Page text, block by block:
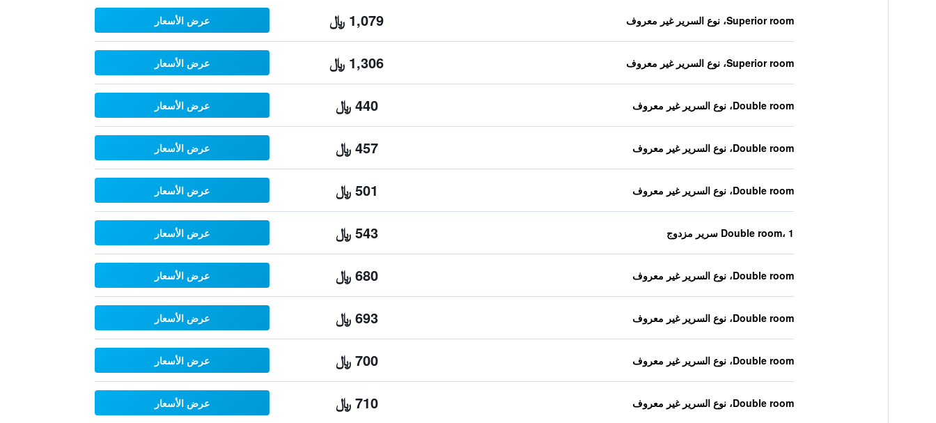
Superior room، نوع السرير غير معروف 1,079 ﷼ عرض الأسعار
Superior room، نوع السرير غير معروف 1,306 ﷼ عرض الأسعار
Double room، نوع السرير غير معروف 440 ﷼ عرض الأسعار
Double room، نوع السرير غير معروف 457 ﷼ عرض الأسعار
Double room، نوع السرير غير معروف 501 ﷼ عرض الأسعار
Double room، 1 سرير مزدوج 543 ﷼ عرض الأسعار
Double room، نوع السرير غير معروف 680 ﷼ عرض الأسعار
Double room، نوع السرير غير معروف 693 ﷼ عرض الأسعار
Double room، نوع السرير غير معروف 700 ﷼ عرض الأسعار
Double room، نوع السرير غير معروف 710 ﷼ عرض الأسعار